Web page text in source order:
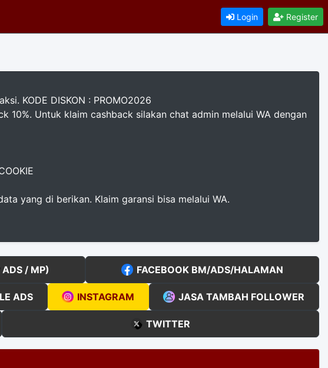
Login Register
KODE DISKON : PROMO2026
10%. Untuk klaim cashback silakan chat admin melalui WA dengan
yang di berikan. Klaim garansi bisa melalui WA.
ADS / MP) FACEBOOK BM/ADS/HALAMAN
ADS INSTAGRAM JASA TAMBAH FOLLOWER
TWITTER